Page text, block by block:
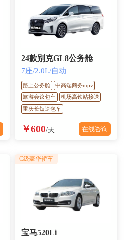
24款别克GL8公务舱
7座/2.0L/自动
路上公务舱
中高端商务mpv
旅游会议包车
机场高铁站接送
重庆长短途包车
￥600/天 在线咨询
宝马520Li
C级豪华轿车